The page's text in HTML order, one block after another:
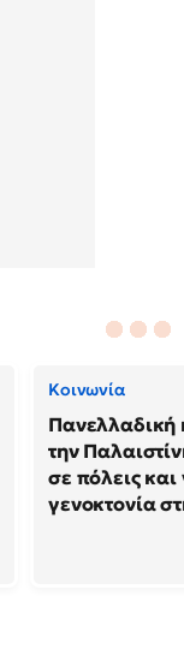
Κοινωνία
Πανελλαδική
την
σε πόλεις και
γενοκτονία